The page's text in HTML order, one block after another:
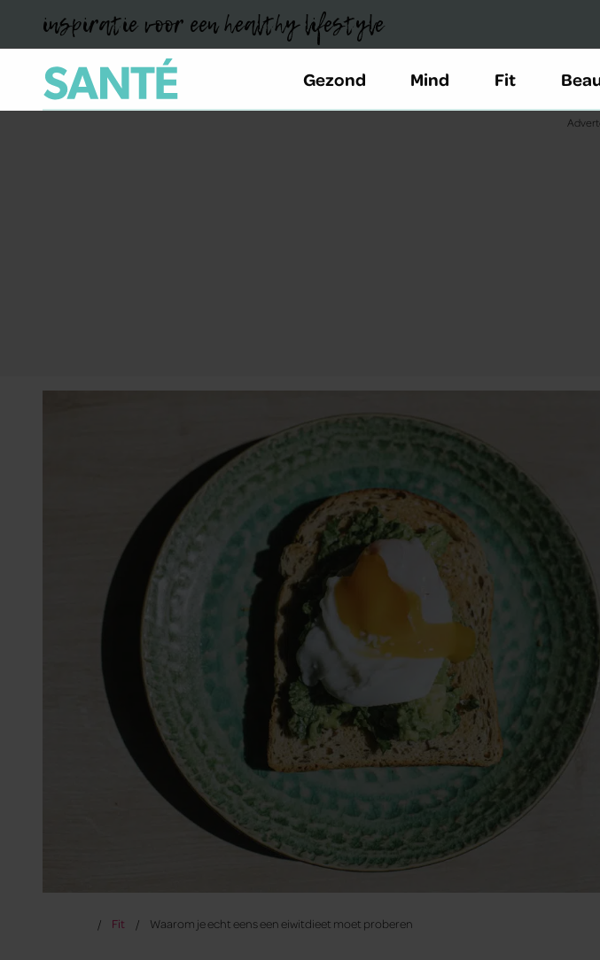
inspiratie voor een healthy lifestyle
Gezond Mind Fit
Fit Waarom je echt eens een eiwitdieet moet proberen